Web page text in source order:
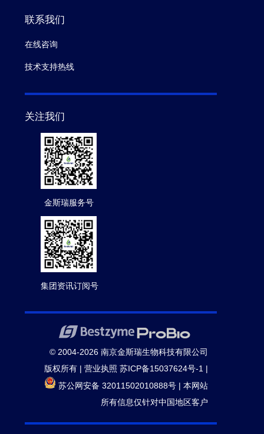
联系我们
在线咨询
技术支持热线
关注我们
金斯瑞服务号
集团资讯订阅号
© 2004-2026 南京金斯瑞生物科技有限公司
版权所有 | 营业执照 苏ICP备15037624号-1 |
苏公网安备 32011502010888号 | 本网站
所有信息仅针对中国地区客户